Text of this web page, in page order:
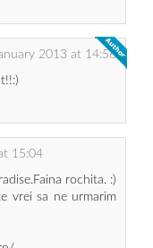
2013 at 14:56
15:04
rochita. :)
vrei sa ne urmarim